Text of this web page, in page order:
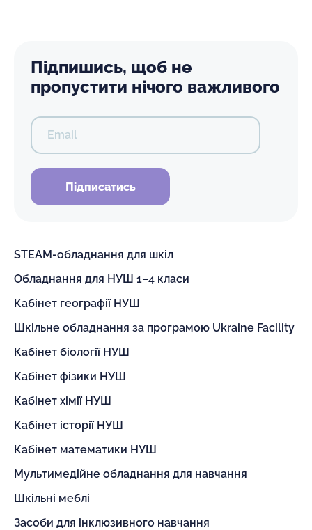
Підпишись, щоб не
пропустити нічого важливого
Email
Підписатись
STEAM-обладнання для шкіл
Обладнання для НУШ 1–4 класи
Кабінет географії НУШ
Шкільне обладнання за програмою Ukraine Facility
Кабінет біології НУШ
Кабінет фізики НУШ
Кабінет хімії НУШ
Кабінет історії НУШ
Кабінет математики НУШ
Мультимедійне обладнання для навчання
Шкільні меблі
Засоби для інклюзивного навчання